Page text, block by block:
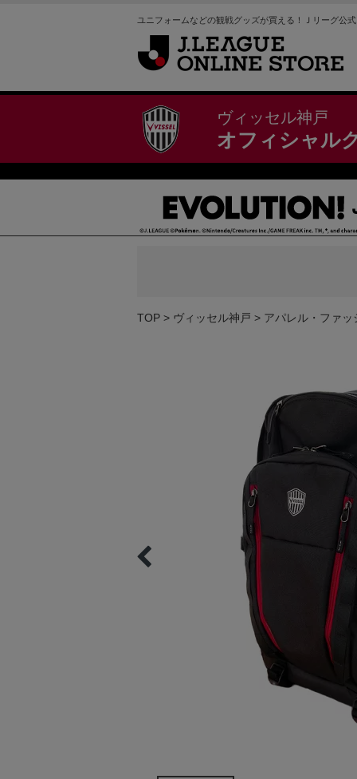
ユニフォームなどの観戦グッズが買える！Ｊリーグ公
ヴィッセル神戸
オフィシャル
TOP ヴィッセル神戸 アパレル・ファッ